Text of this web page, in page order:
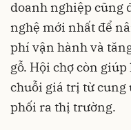
doanh nghiệp cũng
nghệ mới nhất để
phí vận hành và
gỗ. Hội chợ còn
chuỗi giá trị từ cung
phối ra thị trường.